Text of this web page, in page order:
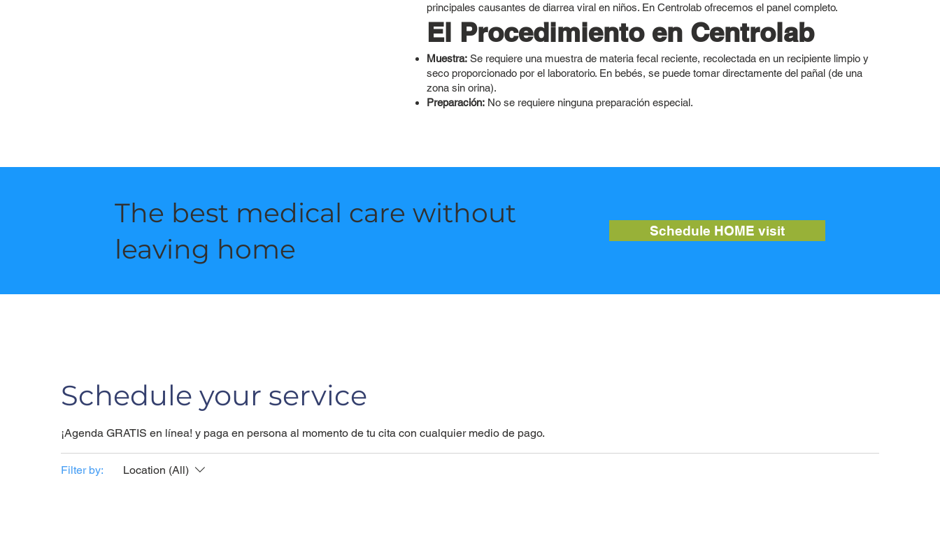
principales causantes de diarrea viral en niños. En Centrolab ofrecemos el panel completo.
El Procedimiento en Centrolab
Muestra: Se requiere una muestra de materia fecal reciente, recolectada en un recipiente limpio y
seco proporcionado por el laboratorio. En bebés, se puede tomar directamente del pañal (de una
zona sin orina).
Preparación: No se requiere ninguna preparación especial.
The best medical care without
leaving home
Schedule HOME visit
Schedule your service
¡Agenda GRATIS en línea! y paga en persona al momento de tu cita con cualquier medio de pago.
Filter by: Location (All)